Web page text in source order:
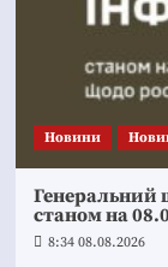
Новини
Генеральний
станом на
8:34 08.08.2026